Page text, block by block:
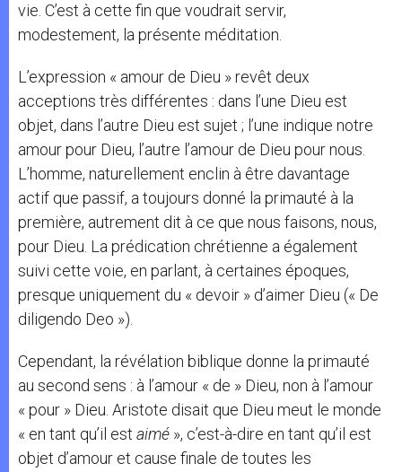
vie. C’est à cette fin que voudrait servir,
modestement, la présente méditation.
L’expression « amour de Dieu » revêt deux
acceptions très différentes : dans l’une Dieu est
objet, dans l’autre Dieu est sujet ; l’une indique notre
amour pour Dieu, l’autre l’amour de Dieu pour nous.
L’homme, naturellement enclin à être davantage
actif que passif, a toujours donné la primauté à la
première, autrement dit à ce que nous faisons, nous,
pour Dieu. La prédication chrétienne a également
suivi cette voie, en parlant, à certaines époques,
presque uniquement du « devoir » d’aimer Dieu (« De
diligendo Deo »).
Cependant, la révélation biblique donne la primauté
au second sens : à l’amour « de » Dieu, non à l’amour
« pour » Dieu. Aristote disait que Dieu meut le monde
« en tant qu’il est aimé », c’est-à-dire en tant qu’il est
objet d’amour et cause finale de toutes les